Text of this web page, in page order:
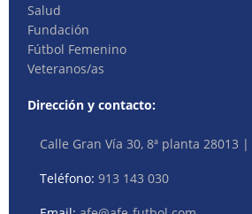
Salud
Fundación
Fútbol Femenino
Veteranos/as
Dirección y contacto:
Calle Gran Vía 30, 8ª planta 28013
Teléfono:913 143 030